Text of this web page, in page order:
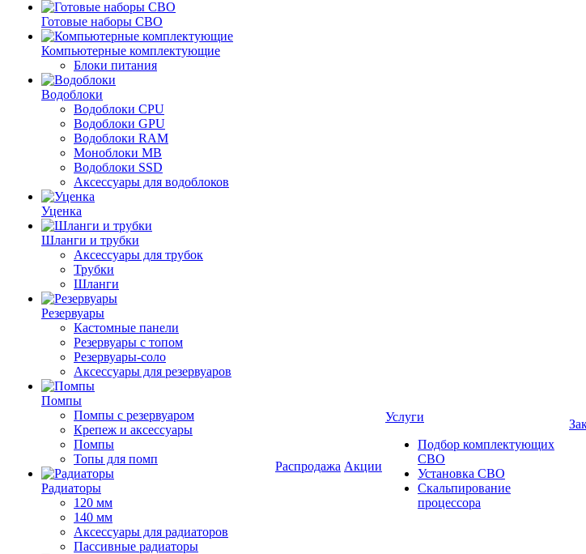
Готовые наборы СВО
Компьютерные комплектующие
Блоки питания
Водоблоки
Водоблоки CPU
Водоблоки GPU
Водоблоки RAM
Моноблоки MB
Водоблоки SSD
Аксессуары для водоблоков
Уценка
Шланги и трубки
Аксессуары для трубок
Трубки
Шланги
Резервуары
Кастомные панели
Резервуары с топом
Резервуары-соло
Аксессуары для резервуаров
Помпы
Помпы с резервуаром
Крепеж и аксессуары
Помпы
Топы для помп
Радиаторы
120 мм
140 мм
Аксессуары для радиаторов
Пассивные радиаторы
Распродажа Акции
Услуги
Подбор комплектующих
СВО
Установка СВО
Скальпирование
процессора